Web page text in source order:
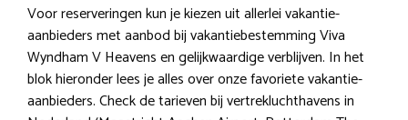
Voor reserveringen kun je kiezen uit allerlei vakantie-
aanbieders met aanbod bij vakantiebestemming Viva
Wyndham V Heavens en gelijkwaardige verblijven. In het
blok hieronder lees je alles over onze favoriete vakantie-
aanbieders. Check de tarieven bij vertrekluchthavens in